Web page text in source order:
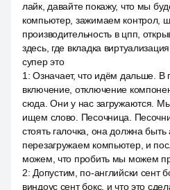
лайк, давайте покажу, что мы
компьютер, зажимаем контрол,
производительность в цпп,
здесь, где вкладка
супер это
1 :Означает, что идём дальше. В
включение, отключение
сюда. Они у нас загружаются.
ищем слово. Песочница.
стоять галочка, она должна
перезагружаем компьютер, и
можем, что пробить мы можем
2: Допустим, по-английски сент
виндоус сент бокс, и что это